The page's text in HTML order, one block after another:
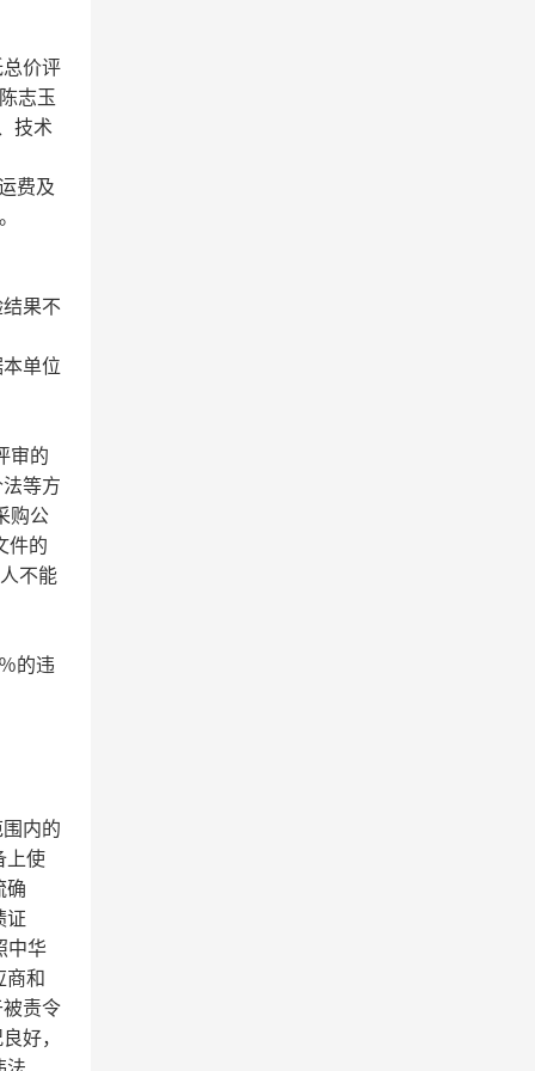
价评
志玉
技术
费及
果不
单位
审的
等方
购公
件的
不能
的违
内的
上使
确
证
中华
商和
责令
好，